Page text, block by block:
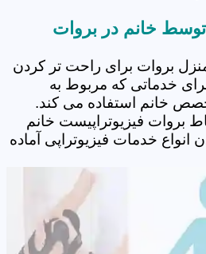
توسط خانم در بروات
بروات برای راحت تر کردن
خدماتی که مربوط به
خانم استفاده می کند.
بروات فیزیوتراپیست خانم
انواع خدمات فیزیوتراپی آماده